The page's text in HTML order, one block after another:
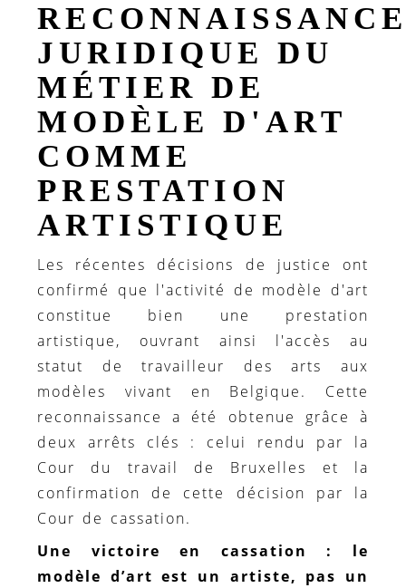
JURIDIQUE DU
MÉTIER DE
MODÈLE D'ART
COMME
PRESTATION
ARTISTIQUE
Les récentes décisions de justice ont
confirmé que l'activité de modèle d'art
constitue bien une prestation
artistique, ouvrant ainsi l'accès au
statut de travailleur des arts aux
modèles vivant en Belgique. Cette
reconnaissance a été obtenue grâce à
deux arrêts clés : celui rendu par la
Cour du travail de Bruxelles et la
confirmation de cette décision par la
Cour de cassation.
Une victoire en cassation : le
modèle d’art est un artiste, pas un